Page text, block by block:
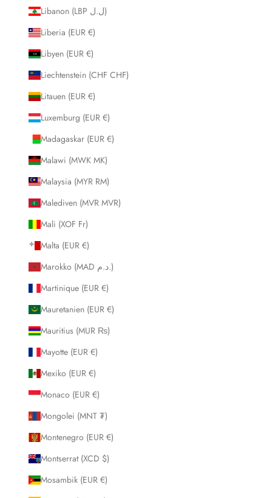
Libanon (LBP ل.ل)
Liberia (EUR €)
Libyen (EUR €)
Liechtenstein (CHF CHF)
Litauen (EUR €)
Luxemburg (EUR €)
Madagaskar (EUR €)
Malawi (MWK MK)
Malaysia (MYR RM)
Malediven (MVR MVR)
Mali (XOF Fr)
Malta (EUR €)
Marokko (MAD د.م.)
Martinique (EUR €)
Mauretanien (EUR €)
Mauritius (MUR ₨)
Mayotte (EUR €)
Mexiko (EUR €)
Monaco (EUR €)
Mongolei (MNT ₮)
Montenegro (EUR €)
Montserrat (XCD $)
Mosambik (EUR €)